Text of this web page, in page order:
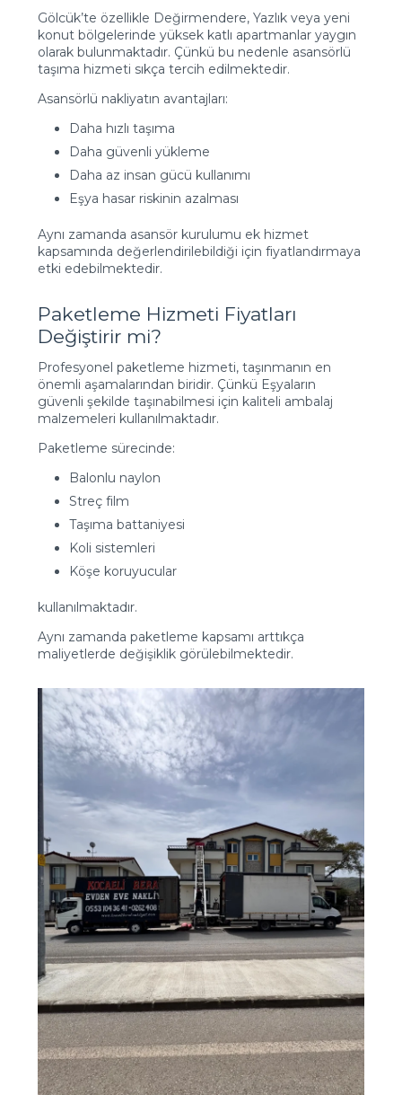
Gölcük’te özellikle Değirmendere, Yazlık veya yeni
konut bölgelerinde yüksek katlı apartmanlar yaygın
olarak bulunmaktadır. Çünkü bu nedenle asansörlü
taşıma hizmeti sıkça tercih edilmektedir.
Asansörlü nakliyatın avantajları:
Daha hızlı taşıma
Daha güvenli yükleme
Daha az insan gücü kullanımı
Eşya hasar riskinin azalması
Aynı zamanda asansör kurulumu ek hizmet
kapsamında değerlendirilebildiği için fiyatlandırmaya
etki edebilmektedir.
Paketleme Hizmeti Fiyatları
Değiştirir mi?
Profesyonel paketleme hizmeti, taşınmanın en
önemli aşamalarından biridir. Çünkü Eşyaların
güvenli şekilde taşınabilmesi için kaliteli ambalaj
malzemeleri kullanılmaktadır.
Paketleme sürecinde:
Balonlu naylon
Streç film
Taşıma battaniyesi
Koli sistemleri
Köşe koruyucular
kullanılmaktadır.
Aynı zamanda paketleme kapsamı arttıkça
maliyetlerde değişiklik görülebilmektedir.